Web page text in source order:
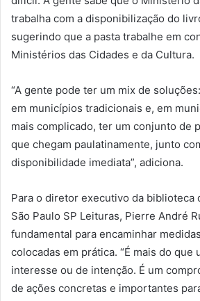
trabalha com a disponibilização do
sugerindo que a pasta trabalhe em
Ministérios das Cidades e da Cultura.
“A gente pode ter um mix de
em municípios tradicionais e, em
mais complicado, ter um conjunto de
que chegam paulatinamente, junto
disponibilidade imediata”, adiciona.
Para o diretor executivo da biblioteca
São Paulo SP Leituras, Pierre André
fundamental para encaminhar
colocadas em prática. “É mais do que
interesse ou de intenção. É um
de ações concretas e importantes